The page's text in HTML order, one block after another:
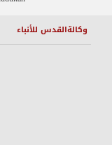
وكالةالقدس للأنباء